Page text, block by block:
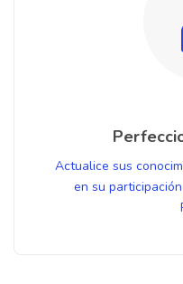
Actualice sus
en su